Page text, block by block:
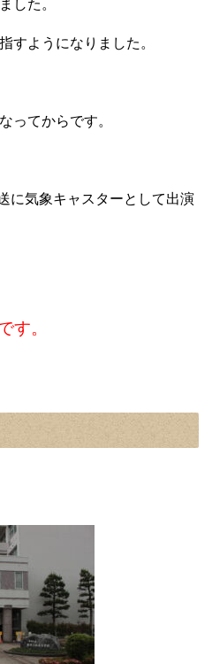
した。
すようになりました。
ってからです。
に気象キャスターとして出演
す。